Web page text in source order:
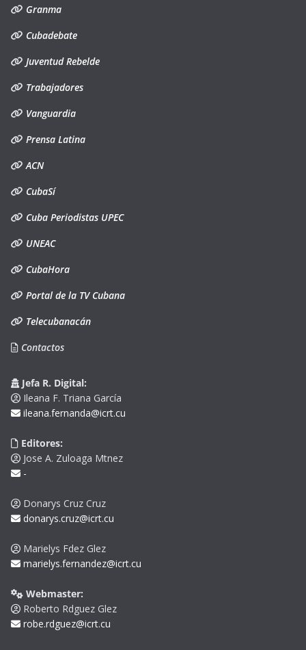
Granma
Cubadebate
Juventud Rebelde
Trabajadores
Vanguardia
Prensa Latina
ACN
CubaSí
Cuba Periodistas UPEC
UNEAC
CubaHora
Portal de la TV Cubana
Telecubanacán
Contactos
Jefa R. Digital:
Ileana F. Triana García
ileana.fernanda@icrt.cu
Editores:
Jose A. Zuloaga Mtnez
-
Donarys Cruz Cruz
donarys.cruz@icrt.cu
Marielys Fdez Glez
marielys.fernandez@icrt.cu
Webmaster:
Roberto Rdguez Glez
robe.rdguez@icrt.cu